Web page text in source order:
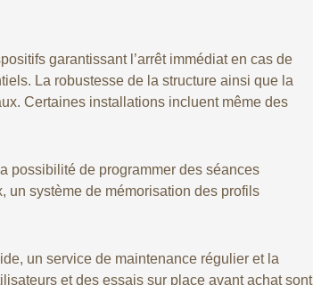
garantissant l’arrêt immédiat en cas de
La robustesse de la structure ainsi que la
Certaines installations incluent même des
possibilité de programmer des séances
un système de mémorisation des profils
un service de maintenance régulier et la
et des essais sur place avant achat sont